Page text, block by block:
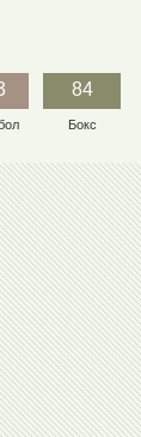
84
Бокс